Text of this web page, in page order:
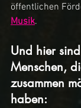
öffentlichen
Musik.
Und hier
Menschen,
zusammen
haben: